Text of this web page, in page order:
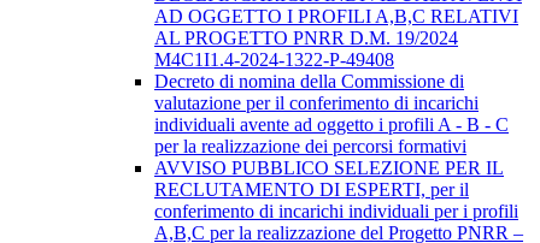
AD OGGETTO I PROFILI A,B,C RELATIVI
AL PROGETTO PNRR D.M. 19/2024
M4C1I1.4-2024-1322-P-49408
Decreto di nomina della Commissione di
valutazione per il conferimento di incarichi
individuali avente ad oggetto i profili A - B - C
per la realizzazione dei percorsi formativi
AVVISO PUBBLICO SELEZIONE PER IL
RECLUTAMENTO DI ESPERTI, per il
conferimento di incarichi individuali per i profili
A,B,C per la realizzazione del Progetto PNRR –